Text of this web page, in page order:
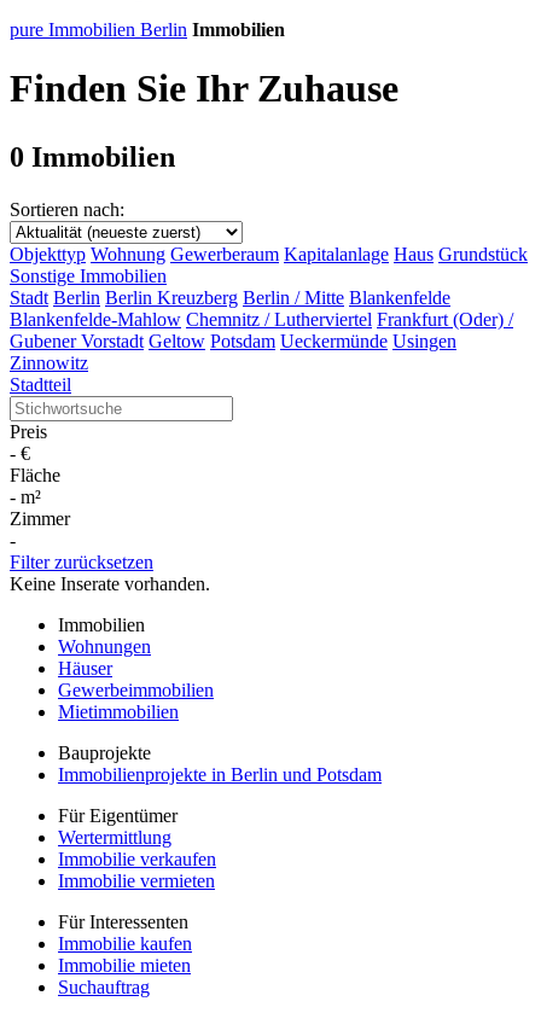
pure Immobilien Berlin Immobilien
Finden Sie Ihr Zuhause
0 Immobilien
Sortieren nach:
Objekttyp Wohnung Gewerberaum Kapitalanlage Haus Grundstück
Sonstige Immobilien
Stadt Berlin Berlin Kreuzberg Berlin / Mitte Blankenfelde
Blankenfelde-Mahlow Chemnitz / Lutherviertel Frankfurt (Oder) /
Gubener Vorstadt Geltow Potsdam Ueckermünde Usingen
Zinnowitz
Stadtteil
Preis
- €
Fläche
- m²
Zimmer
-
Filter zurücksetzen
Keine Inserate vorhanden.
Immobilien
Wohnungen
Häuser
Gewerbeimmobilien
Mietimmobilien
Bauprojekte
Immobilienprojekte in Berlin und Potsdam
Für Eigentümer
Wertermittlung
Immobilie verkaufen
Immobilie vermieten
Für Interessenten
Immobilie kaufen
Immobilie mieten
Suchauftrag